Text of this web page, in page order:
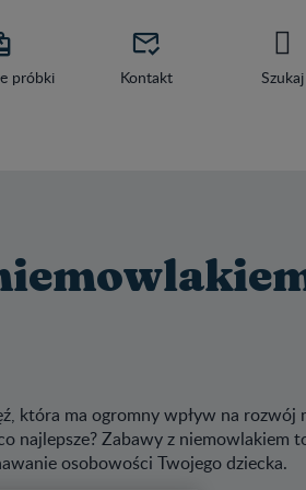
próbki

Kontakt Szukaj
która ma ogromny wpływ na rozwój
najlepsze? Zabawy z niemowlakiem
osobowości Twojego dziecka.